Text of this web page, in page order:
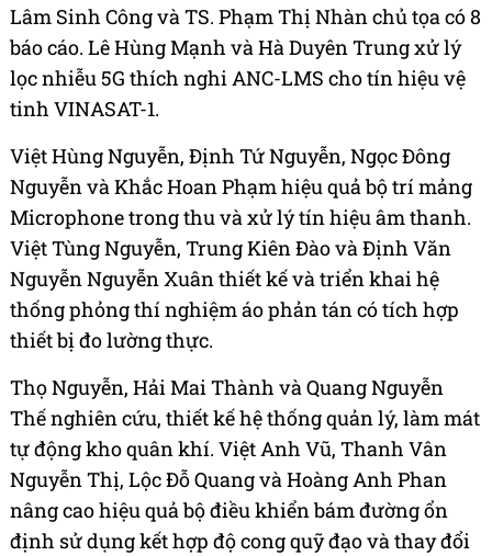
Lâm Sinh Công và TS. Phạm Thị Nhàn chủ tọa có 8
báo cáo. Lê Hùng Mạnh và Hà Duyên Trung xử lý
lọc nhiễu 5G thích nghi ANC-LMS cho tín hiệu vệ
tinh VINASAT-1.
Việt Hùng Nguyễn, Định Tứ Nguyễn, Ngọc Đông
Nguyễn và Khắc Hoan Phạm hiệu quả bộ trí mảng
Microphone trong thu và xử lý tín hiệu âm thanh.
Việt Tùng Nguyễn, Trung Kiên Đào và Định Văn
Nguyễn Nguyễn Xuân thiết kế và triển khai hệ
thống phỏng thí nghiệm áo phản tán có tích hợp
thiết bị đo lường thực.
Thọ Nguyễn, Hải Mai Thành và Quang Nguyễn
Thế nghiên cứu, thiết kế hệ thống quản lý, làm mát
tự động kho quân khí. Việt Anh Vũ, Thanh Vân
Nguyễn Thị, Lộc Đỗ Quang và Hoàng Anh Phan
nâng cao hiệu quả bộ điều khiển bám đường ổn
định sử dụng kết hợp độ cong quỹ đạo và thay đổi